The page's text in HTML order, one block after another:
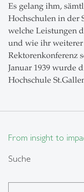
Es gelang ihm,
Hochschulen in der
welche Leistungen
und wie ihr
Rektorenkonferenz
Januar 1939 wurde
Hochschule
From insight to
Suche